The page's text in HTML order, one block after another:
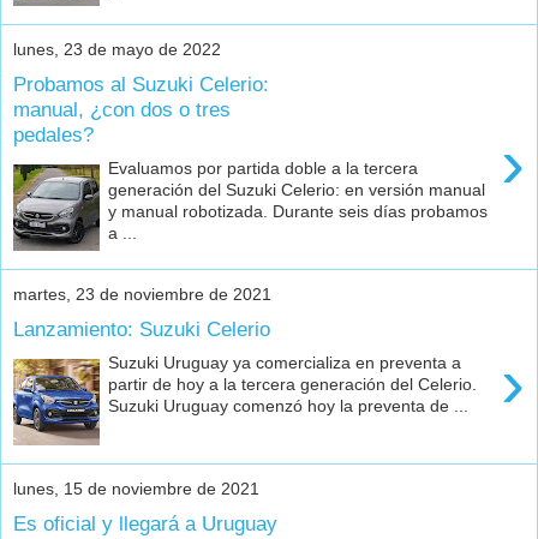
lunes, 23 de mayo de 2022
Probamos al Suzuki Celerio:
manual, ¿con dos o tres
pedales?
›
Evaluamos por partida doble a la tercera
generación del Suzuki Celerio: en versión manual
y manual robotizada. Durante seis días probamos
a ...
martes, 23 de noviembre de 2021
Lanzamiento: Suzuki Celerio
›
Suzuki Uruguay ya comercializa en preventa a
partir de hoy a la tercera generación del Celerio.
Suzuki Uruguay comenzó hoy la preventa de ...
lunes, 15 de noviembre de 2021
Es oficial y llegará a Uruguay